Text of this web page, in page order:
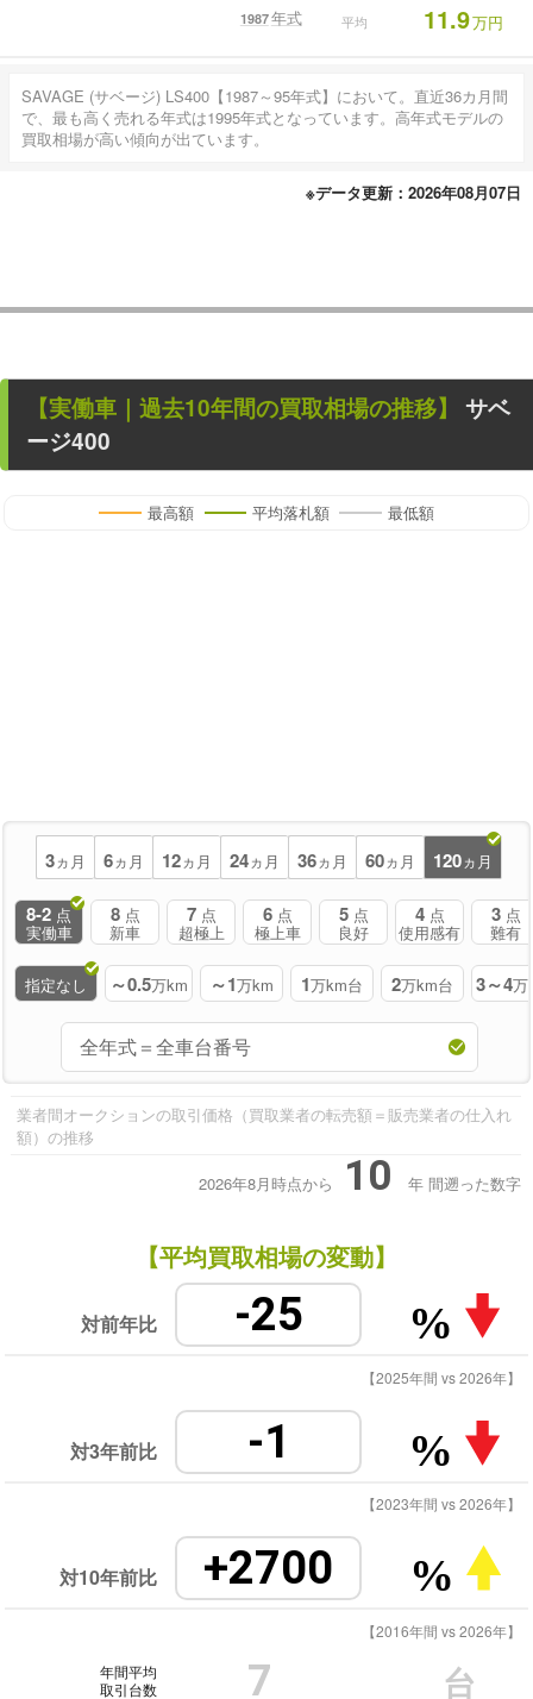
1987年式 平均 11.9万円
SAVAGE (サベージ) LS400【1987～95年式】において。直近36カ月間
で、最も高く売れる年式は1995年式となっています。高年式モデルの
買取相場が高い傾向が出ています。
※データ更新：2026年08月07日
【実働車 ｜過去10年間の買取相場の推移】 サベ
ージ400
最高額 平均落札額 最低額
3ヵ月 6ヵ月 12ヵ月 24ヵ月 36ヵ月 60ヵ月 120ヵ月
8-2 点
実働車
8 点
新車
7 点
超極上
6 点
極上車
5 点
良好
4 点
使用感有
3 点
難有
指定なし ～0.5万km ～1万km 1万km台 2万km台 3～4万
業者間オークションの取引価格（買取業者の転売額＝販売業者の仕入れ
額）の推移
2026年8月時点から 10 年 間遡った数字
【平均買取相場の変動】
対前年比 -25 %
【2025年間 vs 2026年】
対3年前比 -1 %
【2023年間 vs 2026年】
対10年前比 +2700 %
【2016年間 vs 2026年】
年間平均
取引台数
7 台